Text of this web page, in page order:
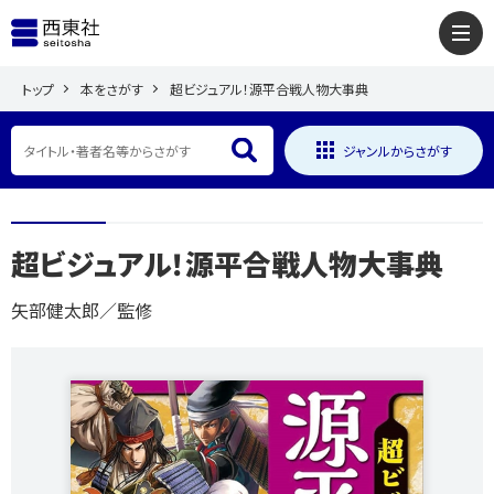
トップ 本をさがす 超ビジュアル！源平合戦人物大事典
ジャンルからさがす
超ビジュアル！源平合戦人物大事典
矢部健太郎／監修